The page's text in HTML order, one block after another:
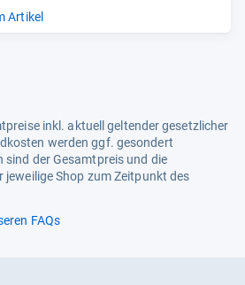
Artikel
inkl. aktuell geltender gesetzlicher
werden ggf. gesondert
sind der Gesamtpreis und die
jeweilige Shop zum Zeitpunkt des
FAQs